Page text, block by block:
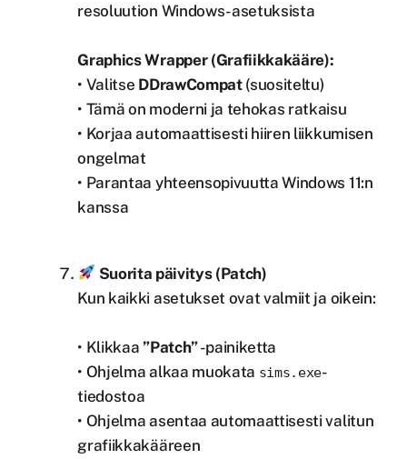
resoluution Windows-asetuksista
Graphics Wrapper (Grafiikkakääre):
• Valitse DDrawCompat(suositeltu)
• Tämä on moderni ja tehokas ratkaisu
• Korjaa automaattisesti hiiren liikkumisen
ongelmat
• Parantaa yhteensopivuutta Windows 11:n
kanssa
Suorita päivitys (Patch)
Kun kaikki asetukset ovat valmiit ja oikein:
• Klikkaa ”Patch”-painiketta
• Ohjelma alkaa muokata sims.exe-
tiedostoa
• Ohjelma asentaa automaattisesti valitun
grafiikkakääreen